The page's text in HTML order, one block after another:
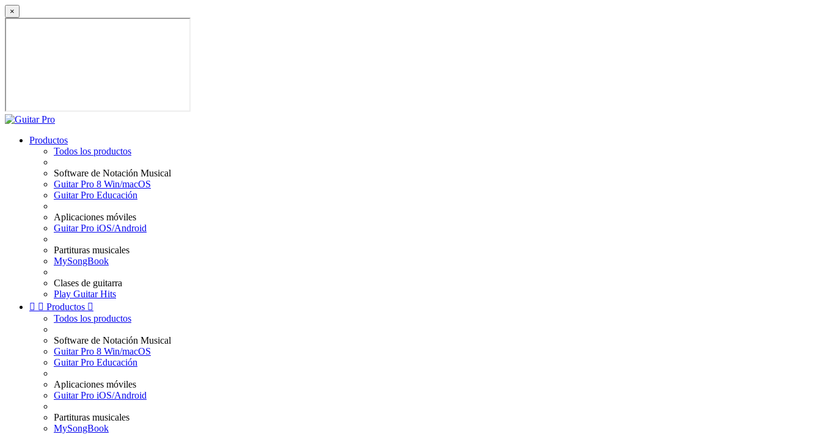
×
Productos
Todos los productos
Software de Notación Musical
Guitar Pro 8 Win/macOS
Guitar Pro Educación
Aplicaciones móviles
Guitar Pro iOS/Android
Partituras musicales
MySongBook
Clases de guitarra
Play Guitar Hits
  Productos 
Todos los productos
Software de Notación Musical
Guitar Pro 8 Win/macOS
Guitar Pro Educación
Aplicaciones móviles
Guitar Pro iOS/Android
Partituras musicales
MySongBook